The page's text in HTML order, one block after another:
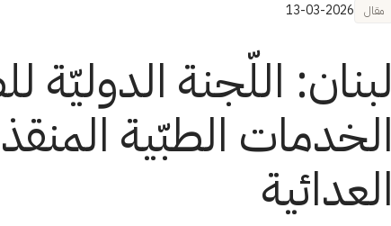
مقال 13-03-2026
لبنان: اللّجنة
الخدمات الطبّية
العدائية